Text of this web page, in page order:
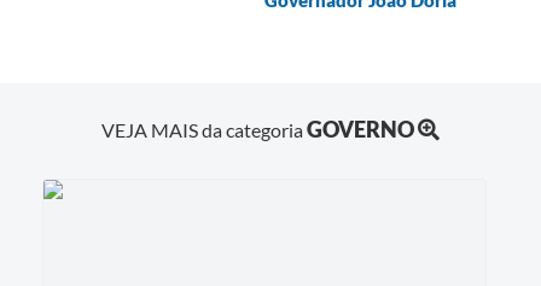
VEJA MAIS da categoriaGOVERNO